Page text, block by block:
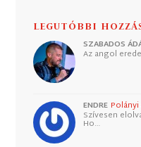
LEGUTÓBBI
SZABADOS
Az angol
ENDRE
Szívesen
Ho…